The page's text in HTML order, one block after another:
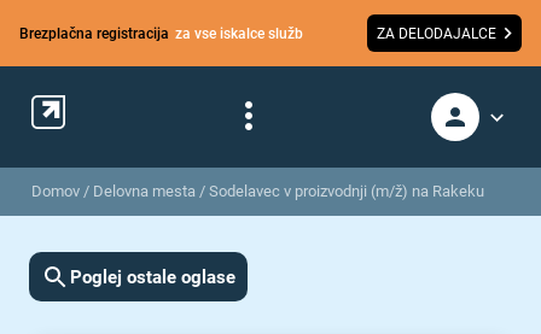
Brezplačna registracija za vse iskalce služb ZA DELODAJALCE
Domov / Delovna mesta / Sodelavec v proizvodnji (m/ž) na Rakeku
Poglej ostale oglase